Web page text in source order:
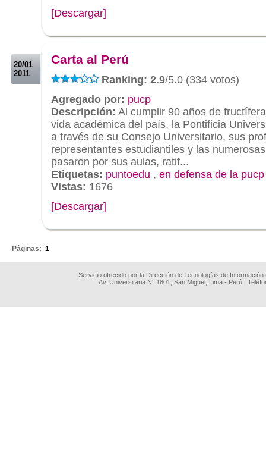
[Descargar]
20/01
2011
Carta al Perú
Ranking: 2.9/5.0 (334 votos)
Agregado por: pucp
Descripción: Al cumplir 90 años de
vida académica del país, la Pontificia
a través de su Consejo Universitario, sus
representantes estudiantiles y las
pasaron por sus aulas, ratif...
Etiquetas: puntoedu , en defensa de la pucp
Vistas: 1676
[Descargar]
Páginas: 1
Servicio ofrecido por la Dirección de Tecnologías de
Av. Universitaria N° 1801, San Miguel, Lima - Perú |